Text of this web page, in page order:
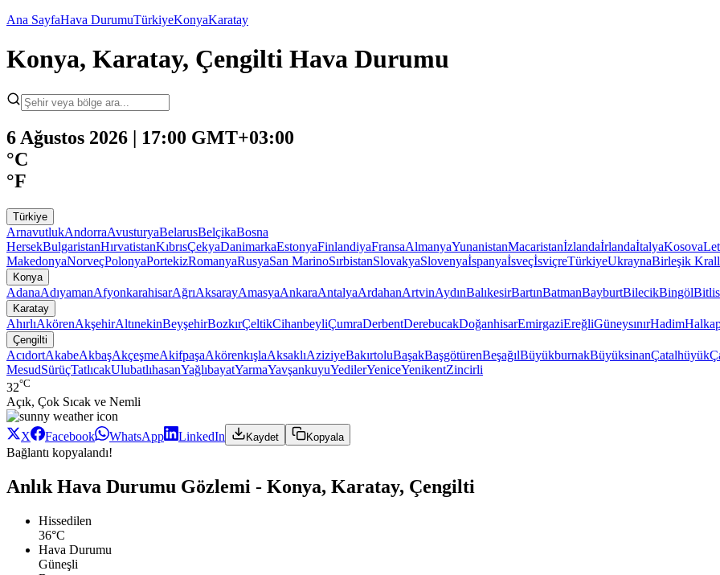
Ana SayfaHava DurumuTürkiyeKonyaKaratay
Konya, Karatay, Çengilti Hava Durumu
6 Ağustos 2026 | 17:00 GMT+03:00
°C
°F
Türkiye
ArnavutlukAndorraAvusturyaBelarusBelçikaBosna
HersekBulgaristanHırvatistanKıbrısÇekyaDanimarkaEstonyaFinlandiyaFransaAlmanyaYunanistanMacaristanİzlandaİrlandaİtalyaKosova
MakedonyaNorveçPolonyaPortekizRomanyaRusyaSan MarinoSırbistanSlovakyaSlovenyaİspanyaİsveçİsviçreTürkiyeUkraynaBirleşik
Konya
AdanaAdıyamanAfyonkarahisarAğrıAksarayAmasyaAnkaraAntalyaArdahanArtvinAydınBalıkesirBartınBatmanBayburtBilecikBingölBitlis
Karatay
AhırlıAkörenAkşehirAltınekinBeyşehirBozkırÇeltikCihanbeyliÇumraDerbentDerebucakDoğanhisarEmirgaziEreğliGüneysınırHadim
Çengilti
AcıdortAkabeAkbaşAkçeşmeAkifpaşaAkörenkışlaAksaklıAziziyeBakırtoluBaşakBaşgötürenBeşağılBüyükburnakBüyüksinanÇatalhüyük
MesudSürüçTatlıcakUlubatlıhasanYağlıbayatYarmaYavşankuyuYedilerYeniceYenikentZincirli
32°C
Açık, Çok Sıcak ve Nemli
X Facebook WhatsApp LinkedIn Kaydet Kopyala
Bağlantı kopyalandı!
Anlık Hava Durumu Gözlemi - Konya, Karatay, Çengilti
Hissedilen
36°C
Hava Durumu
Güneşli